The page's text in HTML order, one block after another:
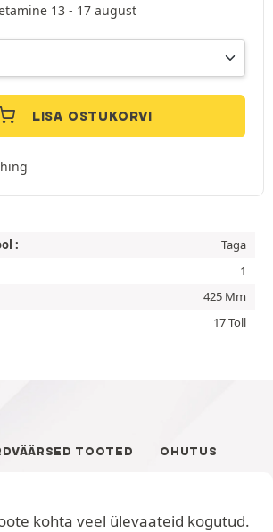
13 - 17 august
LISA OSTUKORVI
:
Taga
1
425 Mm
17 Toll
TOOTED OHUTUS
kohta veel ülevaateid kogutud.